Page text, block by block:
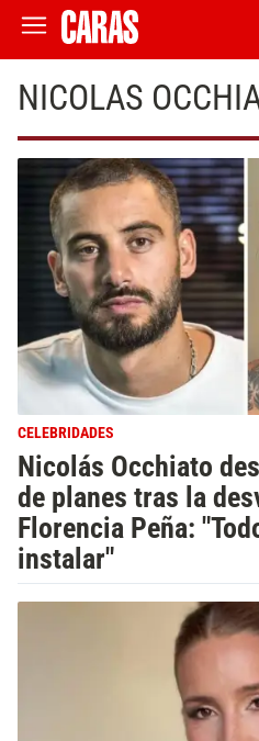
NICOLAS
CELEBRIDADES
Nicolás Occhiato
de planes tras la
Florencia Peña:
instalar"